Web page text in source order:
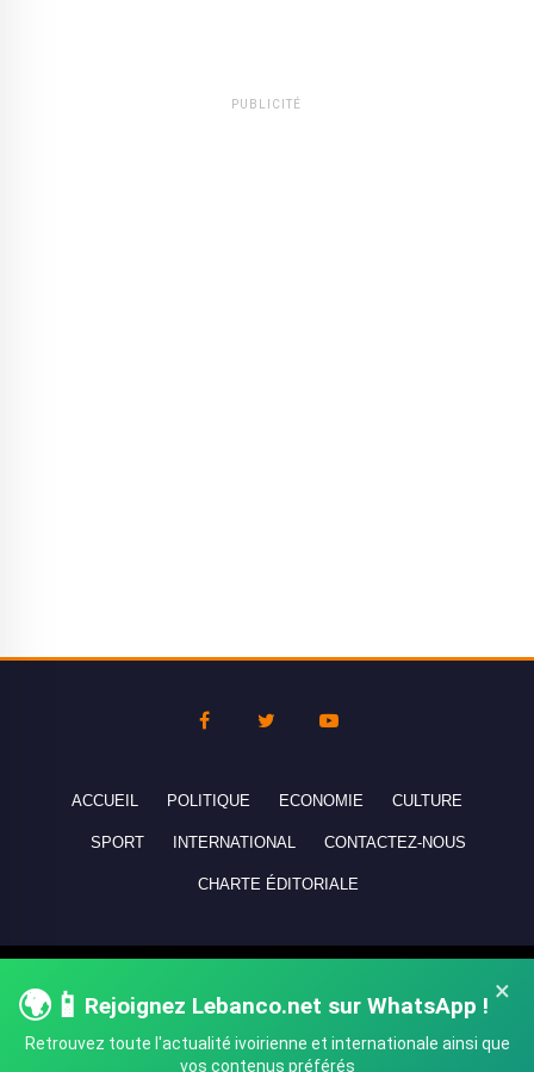
PUBLICITÉ
×
🌍📱 Rejoignez Lebanco.net sur WhatsApp !
Retrouvez toute l'actualité ivoirienne et internationale ainsi que
vos contenus préférés
ACCUEIL POLITIQUE ECONOMIE CULTURE
SPORT INTERNATIONAL CONTACTEZ-NOUS
CHARTE ÉDITORIALE
réservés - All rights reserved.